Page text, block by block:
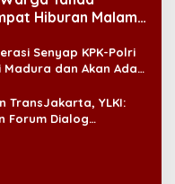
Hiburan Malam
Senyap KPK-Polri
Madura dan Akan Ada
TransJakarta, YLKI:
Forum Dialog